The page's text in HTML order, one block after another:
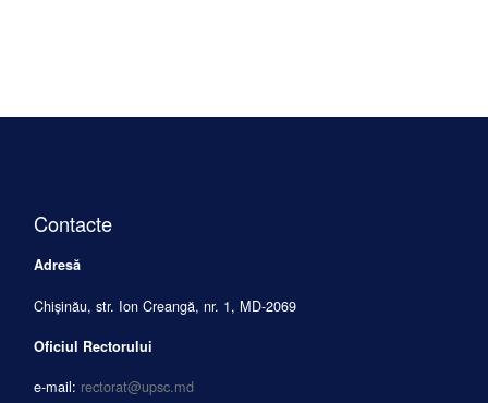
Contacte
Adresă
Chișinău, str. Ion Creangă, nr. 1, MD-2069
Oficiul Rectorului
e-mail: rectorat@upsc.md